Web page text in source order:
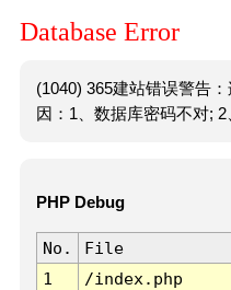
Database Error
(1040) 365建站错误警告
因：1、数据库密码不对; 2
PHP Debug
No. File
1
/index.php